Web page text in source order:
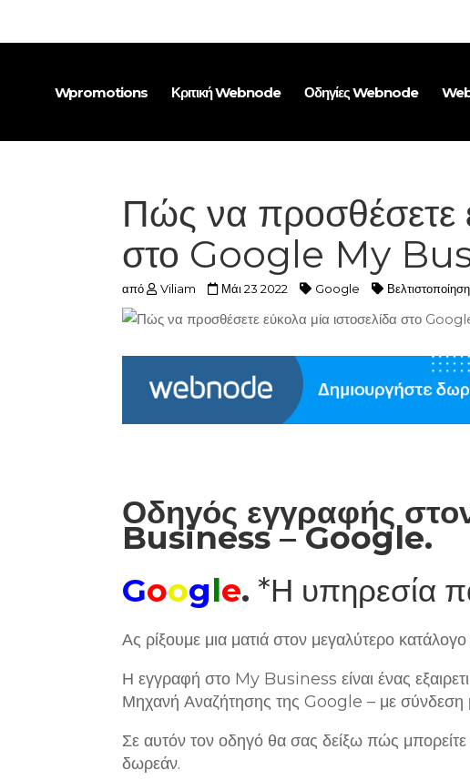
Wpromotions Κριτική Webnode Οδηγίες Webnode
Πώς να προσθέσετε
στο Google My
από Viliam Μάι 23 2022 Google
Οδηγός εγγραφής
Business – Google.
Google. *Η υπηρεσία
Ας ρίξουμε μια ματιά στον μεγαλύτερο
Η εγγραφή στο My Business είναι ένας
Μηχανή Αναζήτησης της Google – με
Σε αυτόν τον οδηγό θα σας δείξω πώς
δωρεάν.